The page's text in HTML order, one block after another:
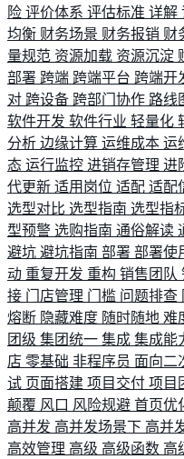
险 评价体系 评估标准 详解
均衡 财务场景 财务报销 财
量规范 资源加载 资源沉淀
部署 跨端 跨端平台 跨端开
对 跨设备 跨部门协作 路线
软件开发 软件行业 轻量化
分析 边缘计算 运维成本 运
态 运行监控 进销存管理 进
代更新 适用岗位 适配 适配
选型对比 选型指南 选型指
型预警 选购指南 通俗解读
避坑 避坑指南 部署 部署使
动 重复开发 重构 销售团队
接 门店管理 门槛 问题排查
熔断 隐藏难度 随时随地 难
团级 集团统一 集成 集成能
店 零基础 非程序员 面向二
试 页面搭建 项目交付 项目
颠覆 风口 风险规避 首页优
高并发 高并发场景下 高并
高效管理 高级 高级函数 高